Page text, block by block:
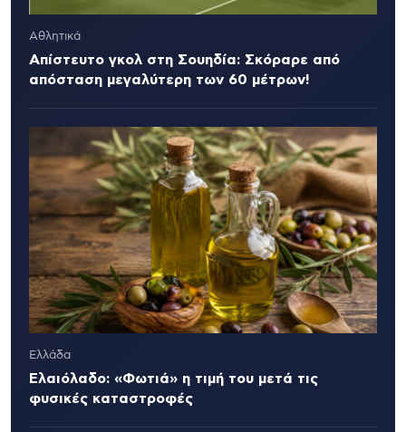
Αθλητικά
Απίστευτο γκολ στη Σουηδία: Σκόραρε από
απόσταση μεγαλύτερη των 60 μέτρων!
Ελλάδα
Ελαιόλαδο: «Φωτιά» η τιμή του μετά τις
φυσικές καταστροφές